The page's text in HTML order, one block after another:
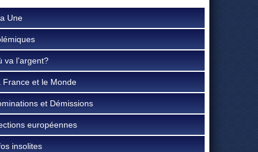
Une
va l’argent?
France et le Monde
et Démissions
européennes
insolites